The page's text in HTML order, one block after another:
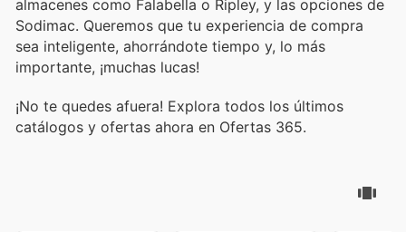
almacenes como Falabella o Ripley, y las opciones de
Sodimac. Queremos que tu experiencia de compra
sea inteligente, ahorrándote tiempo y, lo más
importante, ¡muchas lucas!
¡No te quedes afuera! Explora todos los últimos
catálogos y ofertas ahora en Ofertas 365.